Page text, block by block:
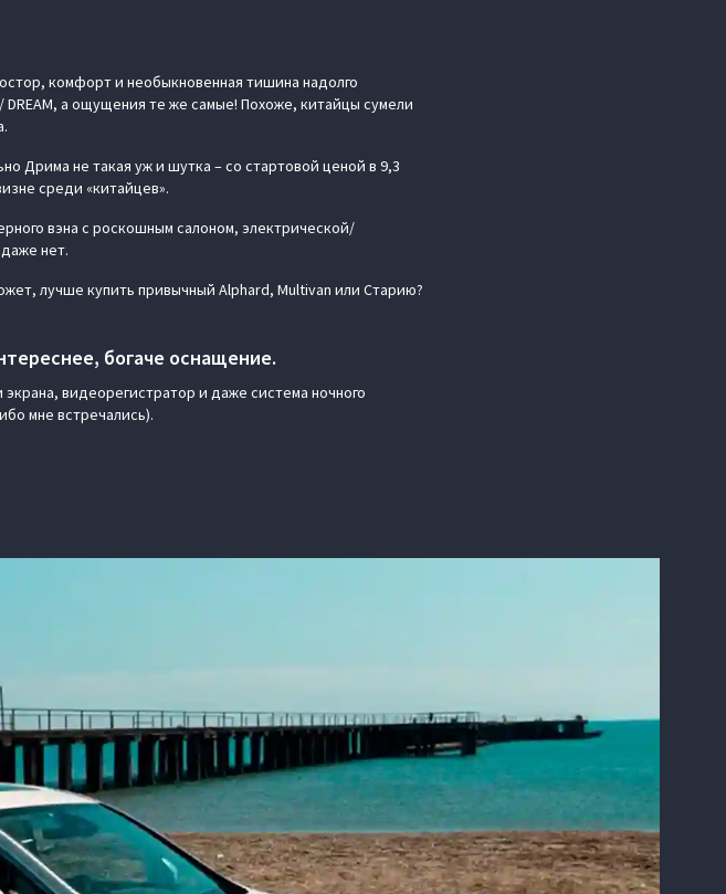
комфорт и необыкновенная тишина надолго
а ощущения те же самые! Похоже, китайцы сумели
Дрима не такая уж и шутка – со стартовой ценой в 9,3
среди «китайцев».
вэна с роскошным салоном, электрической/
нет.
лучше купить привычный Alphard, Multivan или Старию?
богаче оснащение.
видеорегистратор и даже система ночного
мне встречались).